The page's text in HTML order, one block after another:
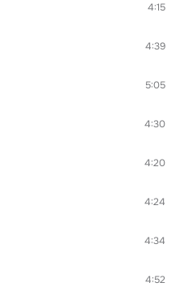
4:15
4:39
5:05
4:30
4:20
4:24
4:34
4:52